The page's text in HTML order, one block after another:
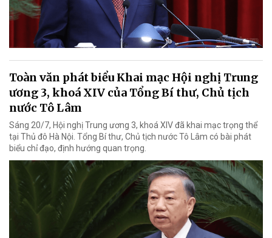
Toàn văn phát biểu Khai mạc Hội nghị Trung
ương 3, khoá XIV của Tổng Bí thư, Chủ tịch
nước Tô Lâm
Sáng 20/7, Hội nghị Trung ương 3, khoá XIV đã khai mạc trọng thể
tại Thủ đô Hà Nội. Tổng Bí thư, Chủ tịch nước Tô Lâm có bài phát
biểu chỉ đạo, định hướng quan trọng.